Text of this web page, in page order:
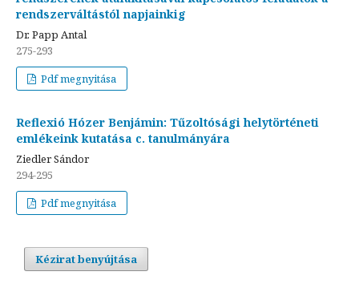
rendszerváltástól napjainkig
Dr. Papp Antal
275-293
Pdf megnyitása
Reflexió Hózer Benjámin: Tűzoltósági helytörténeti
emlékeink kutatása c. tanulmányára
Ziedler Sándor
294-295
Pdf megnyitása
Kézirat benyújtása